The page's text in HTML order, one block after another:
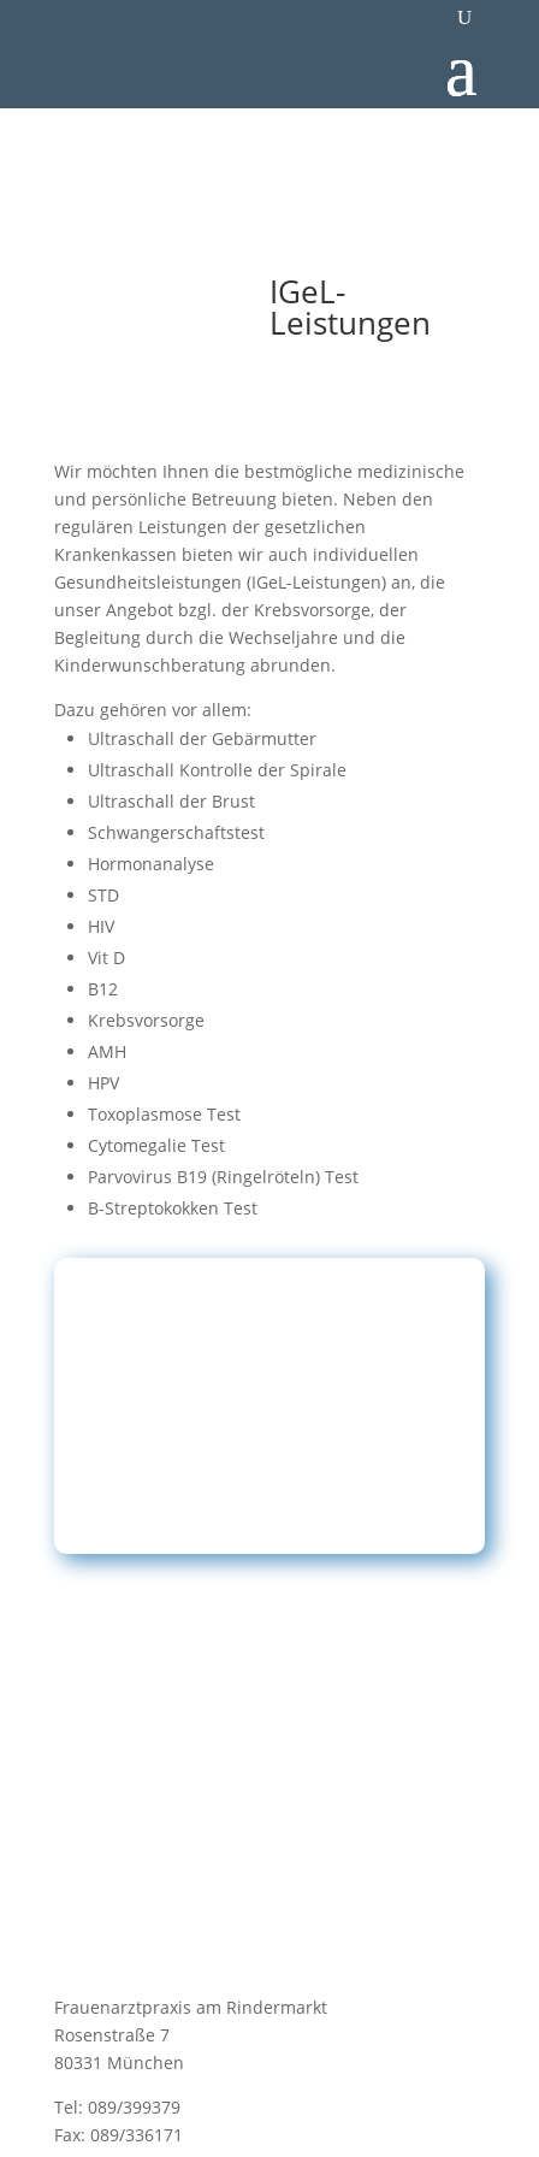
IGeL-
Leistungen
Wir möchten Ihnen die bestmögliche medizinische
und persönliche Betreuung bieten. Neben den
regulären Leistungen der gesetzlichen
Krankenkassen bieten wir auch individuellen
Gesundheitsleistungen (IGeL-Leistungen) an, die
unser Angebot bzgl. der Krebsvorsorge, der
Begleitung durch die Wechseljahre und die
Kinderwunschberatung abrunden.
Dazu gehören vor allem:
Ultraschall der Gebärmutter
Ultraschall Kontrolle der Spirale
Ultraschall der Brust
Schwangerschaftstest
Hormonanalyse
STD
HIV
Vit D
B12
Krebsvorsorge
AMH
HPV
Toxoplasmose Test
Cytomegalie Test
Parvovirus B19 (Ringelröteln) Test
B-Streptokokken Test
Frauenarztpraxis am Rindermarkt
Rosenstraße 7
80331 München
Tel: 089/399379
Fax: 089/336171